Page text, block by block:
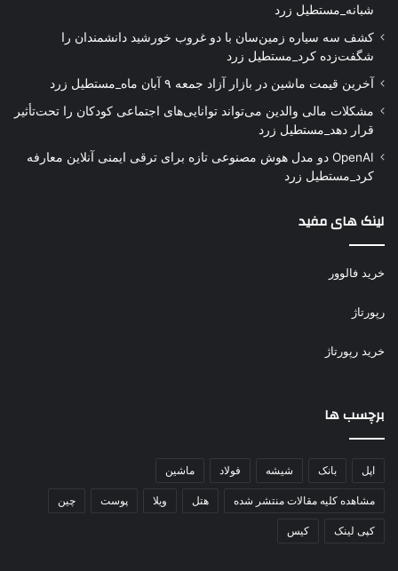
شبانه_مستطیل زرد
کشف سه سیاره زمین‌سان با دو غروب خورشید دانشمندان را
شگفت‌زده کرد_مستطیل زرد
آخرین قیمت ماشین در بازار آزاد جمعه ۹ آبان ماه_مستطیل زرد
مشکلات مالی والدین می‌تواند توانایی‌های اجتماعی کودکان را تحت‌تأثیر
قرار دهد_مستطیل زرد
OpenAI دو مدل هوش مصنوعی تازه برای ترقی ایمنی آنلاین معارفه
کرد_مستطیل زرد
لینک های مفید
خرید فالوور
رپورتاژ
خرید رپورتاژ
برچسب ها
اپل بانک شیشه فولاد ماشین
مشاهده کلیه مقالات منتشر شده هتل ویلا پوست چین
کپی لینک کیس